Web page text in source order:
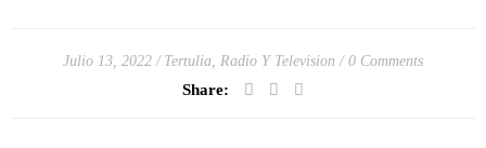
Julio 13, 2022 Tertulia, Radio Y Television 0 Comments
Share: